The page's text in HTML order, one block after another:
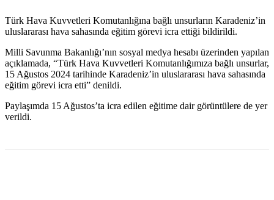
Türk Hava Kuvvetleri Komutanlığına bağlı unsurların Karadeniz’in
uluslararası hava sahasında eğitim görevi icra ettiği bildirildi.
Milli Savunma Bakanlığı’nın sosyal medya hesabı üzerinden yapılan
açıklamada, “Türk Hava Kuvvetleri Komutanlığımıza bağlı unsurlar,
15 Ağustos 2024 tarihinde Karadeniz’in uluslararası hava sahasında
eğitim görevi icra etti” denildi.
Paylaşımda 15 Ağustos’ta icra edilen eğitime dair görüntülere de yer
verildi.